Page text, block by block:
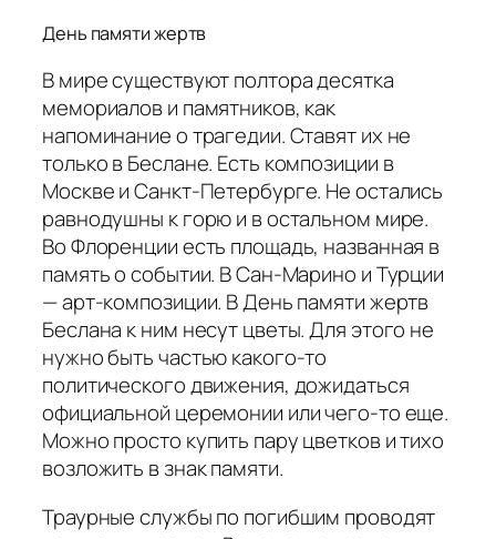
День памяти жертв
В мире существуют полтора десятка
мемориалов и памятников, как
напоминание о трагедии. Ставят их не
только в Беслане. Есть композиции в
Москве и Санкт-Петербурге. Не остались
равнодушны к горю и в остальном мире.
Во Флоренции есть площадь, названная в
память о событии. В Сан-Марино и Турции
— арт-композиции. В День памяти жертв
Беслана к ним несут цветы. Для этого не
нужно быть частью какого-то
политического движения, дожидаться
официальной церемонии или чего-то еще.
Можно просто купить пару цветков и тихо
возложить в знак памяти.
Траурные службы по погибшим проводят